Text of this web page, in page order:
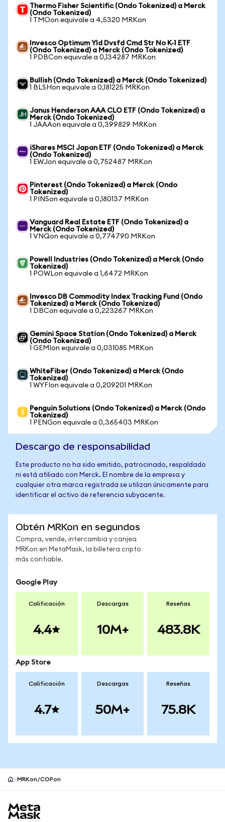
Thermo Fisher Scientific (Ondo Tokenized) a Merck
(Ondo Tokenized)
1 TMOon equivale a 4,5320 MRKon
Invesco Optimum Yld Dvsfd Cmd Str No K-1 ETF
(Ondo Tokenized) a Merck (Ondo Tokenized)
1 PDBCon equivale a 0,134287 MRKon
Bullish (Ondo Tokenized) a Merck (Ondo Tokenized)
1 BLSHon equivale a 0,181225 MRKon
Janus Henderson AAA CLO ETF (Ondo Tokenized) a
Merck (Ondo Tokenized)
1 JAAAon equivale a 0,399829 MRKon
iShares MSCI Japan ETF (Ondo Tokenized) a Merck
(Ondo Tokenized)
1 EWJon equivale a 0,752487 MRKon
Pinterest (Ondo Tokenized) a Merck (Ondo
Tokenized)
1 PINSon equivale a 0,180137 MRKon
Vanguard Real Estate ETF (Ondo Tokenized) a
Merck (Ondo Tokenized)
1 VNQon equivale a 0,774790 MRKon
Powell Industries (Ondo Tokenized) a Merck (Ondo
Tokenized)
1 POWLon equivale a 1,6472 MRKon
Invesco DB Commodity Index Tracking Fund (Ondo
Tokenized) a Merck (Ondo Tokenized)
1 DBCon equivale a 0,223267 MRKon
Gemini Space Station (Ondo Tokenized) a Merck
(Ondo Tokenized)
1 GEMIon equivale a 0,031085 MRKon
WhiteFiber (Ondo Tokenized) a Merck (Ondo
Tokenized)
1 WYFIon equivale a 0,209201 MRKon
Penguin Solutions (Ondo Tokenized) a Merck (Ondo
Tokenized)
1 PENGon equivale a 0,365403 MRKon
Descargo de responsabilidad
Este producto no ha sido emitido, patrocinado, respaldado
ni está afiliado con Merck. El nombre de la empresa y
cualquier otra marca registrada se utilizan únicamente para
identificar el activo de referencia subyacente.
Obtén MRKon en segundos
Compra, vende, intercambia y canjea
MRKon en MetaMask, la billetera cripto
más confiable.
Google Play
Calificación
4.4
Descargas
10M+
Reseñas
483.8K
App Store
Calificación
4.7
Descargas
50M+
Reseñas
75.8K
MRKon/COPon